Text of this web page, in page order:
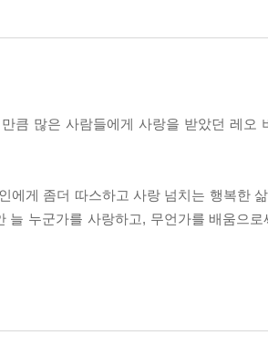
큼 많은 사람들에게 사랑을 받았던 레오
에게 좀더 따스하고 사랑 넘치는 행복한
누군가를 사랑하고, 무언가를 배움으